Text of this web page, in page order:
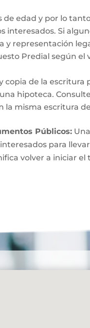
edad y por lo
interesados. Si
y representación
Predial según
copia de la
hipoteca.
la misma escritura
Públicos:
para
volver a iniciar